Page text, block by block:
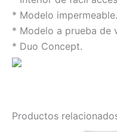
* Modelo impermeable.
* Modelo a prueba de
* Duo Concept.
Productos